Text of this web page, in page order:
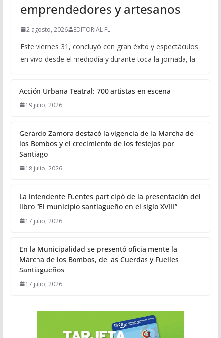
emprendedores y artesanos
2 agosto, 2026 EDITORIAL FL
Este viernes 31, concluyó con gran éxito y espectáculos
en vivo desde el mediodía y durante toda la jornada, la
Acción Urbana Teatral: 700 artistas en escena
19 julio, 2026
Gerardo Zamora destacó la vigencia de la Marcha de
los Bombos y el crecimiento de los festejos por
Santiago
18 julio, 2026
La intendente Fuentes participó de la presentación del
libro “El municipio santiagueño en el siglo XVIII”
17 julio, 2026
En la Municipalidad se presentó oficialmente la
Marcha de los Bombos, de las Cuerdas y Fuelles
Santiagueños
17 julio, 2026